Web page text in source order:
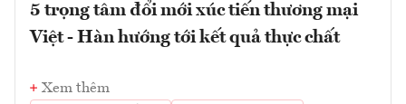
5 trọng tâm đổi mới xúc tiến thương mại
Việt - Hàn hướng tới kết quả thực chất
Xem thêm